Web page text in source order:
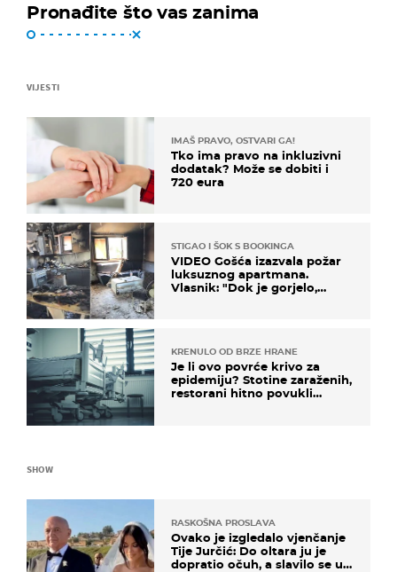
Pronađite što vas zanima
VIJESTI
IMAŠ PRAVO, OSTVARI GA!
Tko ima pravo na inkluzivni
dodatak? Može se dobiti i
720 eura
STIGAO I ŠOK S BOOKINGA
VIDEO Gošća izazvala požar
luksuznog apartmana.
Vlasnik: "Dok je gorjelo,
KRENULO OD BRZE HRANE
Je li ovo povrće krivo za
epidemiju? Stotine zaraženih,
restorani hitno povukli
SHOW
RASKOŠNA PROSLAVA
Ovako je izgledalo vjenčanje
Tije Jurčić: Do oltara ju je
dopratio očuh, a slavilo se uz